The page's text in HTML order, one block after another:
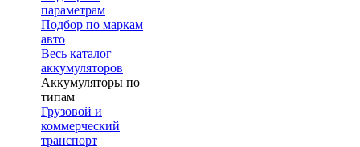
параметрам
Подбор по маркам
авто
Весь каталог
аккумуляторов
Аккумуляторы по
типам
Грузовой и
коммерческий
транспорт